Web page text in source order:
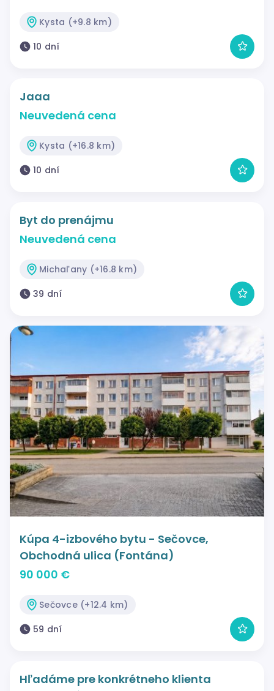
Kysta (+9.8 km)
10 dní
Jaaa
Neuvedená cena
Kysta (+16.8 km)
10 dní
Byt do prenájmu
Neuvedená cena
Michaľany (+16.8 km)
39 dní
Kúpa 4-izbového bytu - Sečovce,
Obchodná ulica (Fontána)
90 000 €
Sečovce (+12.4 km)
59 dní
Hľadáme pre konkrétneho klienta